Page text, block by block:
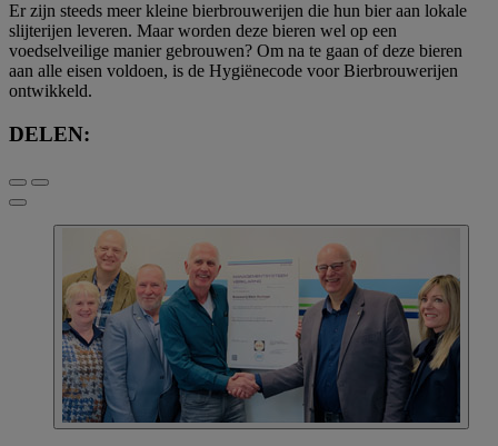
Er zijn steeds meer kleine bierbrouwerijen die hun bier aan lokale
slijterijen leveren. Maar worden deze bieren wel op een
voedselveilige manier gebrouwen? Om na te gaan of deze bieren
aan alle eisen voldoen, is de Hygiënecode voor Bierbrouwerijen
ontwikkeld.
DELEN: